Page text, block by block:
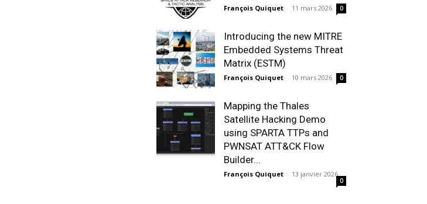
François Quiquet - 11 mars 2026 0
Introducing the new MITRE
Embedded Systems Threat
Matrix (ESTM)
François Quiquet - 10 mars 2026 0
Mapping the Thales
Satellite Hacking Demo
using SPARTA TTPs and
PWNSAT ATT&CK Flow
Builder...
François Quiquet - 13 janvier 2026
0